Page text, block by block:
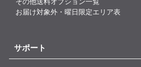
お届け対象外・曜日限定エリア表
サポート